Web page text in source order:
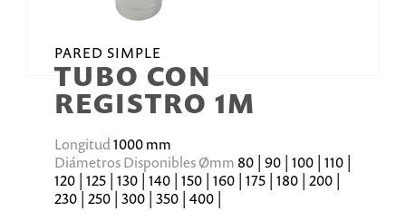
PARED SIMPLE
TUBO CON
REGISTRO 1M
Longitud1000 mm
Diámetros Disponibles Ømm 80 | 90 | 100 | 110 |
120 | 125 | 130 | 140 | 150 | 160 | 175 | 180 | 200 |
230 | 250 | 300 | 350 | 400 |